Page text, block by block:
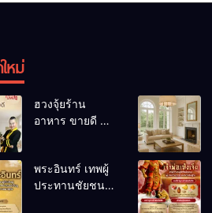
หม่
ฮวงจุ้ยร้าน
อาหาร ขายดี ยิ่ง
ปรับร้านให้ลูกค้า
แน่นตลอดปี
พระอินทร์ เทพผู้
ประทานชัยชนะ